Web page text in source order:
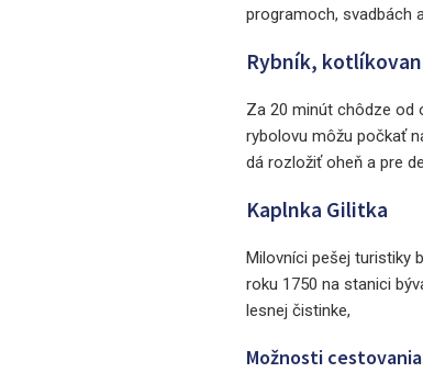
programoch, svadbách
Rybník,
Za 20 minút chôdze od
rybolovu môžu počkať
dá rozložiť oheň a pre
Kaplnka Gilitka
Milovníci pešej turistiky
roku 1750 na stanici
lesnej čistinke,
Možnosti